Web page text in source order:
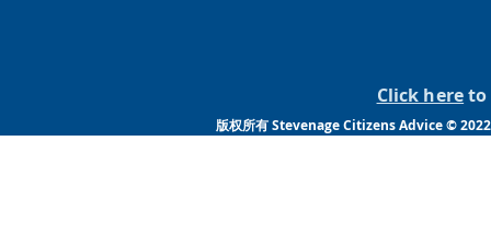
Click hereto
版权所有 Stevenage Citizens Advice © 2022